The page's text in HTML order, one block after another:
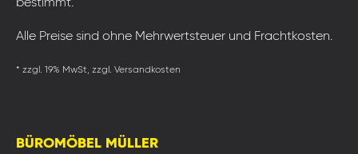
bestimmt.
Alle Preise sind ohne Mehrwertsteuer und Frachtkosten.
* zzgl. 19% MwSt, zzgl. Versandkosten
BÜROMÖBEL MÜLLER